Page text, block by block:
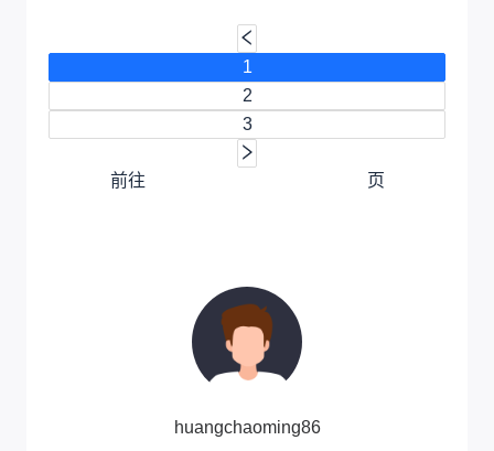
1
2
3
前往 页
huangchaoming86